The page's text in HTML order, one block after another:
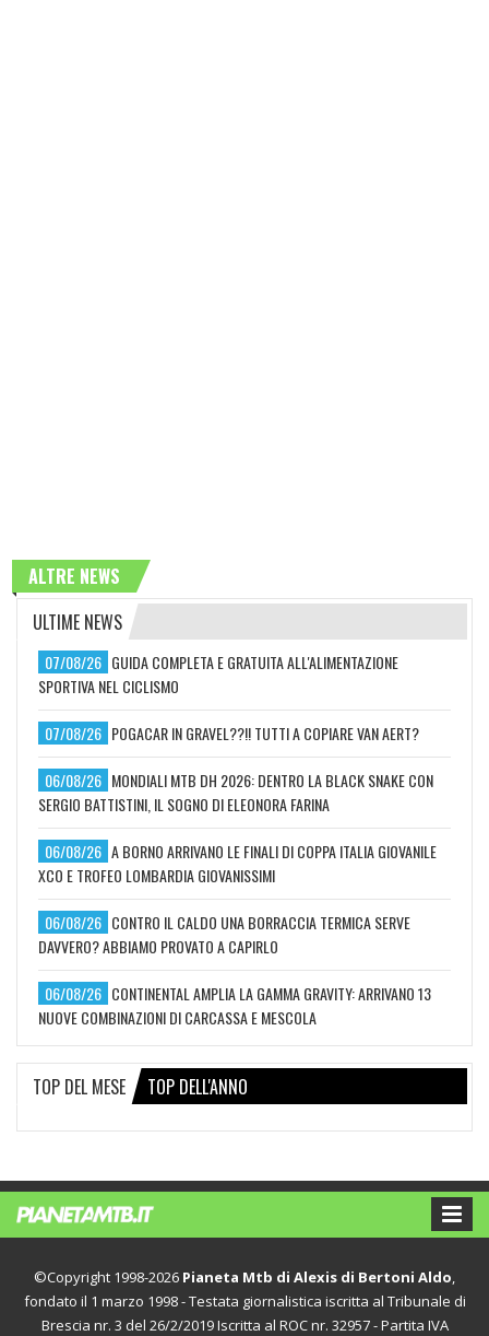
ALTRE NEWS
ULTIME NEWS
07/08/26 GUIDA COMPLETA E GRATUITA ALL'ALIMENTAZIONE
SPORTIVA NEL CICLISMO
07/08/26 POGACAR IN GRAVEL??!! TUTTI A COPIARE VAN AERT?
06/08/26 MONDIALI MTB DH 2026: DENTRO LA BLACK SNAKE CON
SERGIO BATTISTINI, IL SOGNO DI ELEONORA FARINA
06/08/26 A BORNO ARRIVANO LE FINALI DI COPPA ITALIA GIOVANILE
XCO E TROFEO LOMBARDIA GIOVANISSIMI
06/08/26 CONTRO IL CALDO UNA BORRACCIA TERMICA SERVE
DAVVERO? ABBIAMO PROVATO A CAPIRLO
06/08/26 CONTINENTAL AMPLIA LA GAMMA GRAVITY: ARRIVANO 13
NUOVE COMBINAZIONI DI CARCASSA E MESCOLA
TOP DEL MESE TOP DELL'ANNO
©Copyright 1998-2026 Pianeta Mtb di Alexis di Bertoni Aldo,
fondato il 1 marzo 1998 - Testata giornalistica iscritta al Tribunale di
Brescia nr. 3 del 26/2/2019 Iscritta al ROC nr. 32957 - Partita IVA